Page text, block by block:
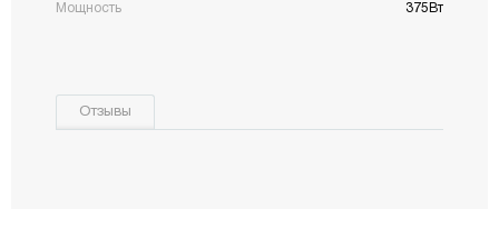
Мощность
375Вт
Отзывы